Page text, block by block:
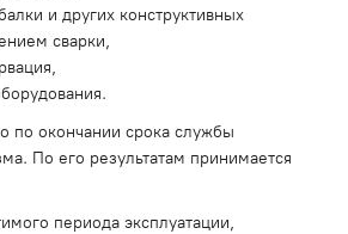
и других конструктивных
сварки,
по окончании срока службы
По его результатам принимается
периода эксплуатации,